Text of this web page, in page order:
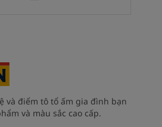
và điểm tô tổ ấm gia đình bạn
và màu sắc cao cấp.